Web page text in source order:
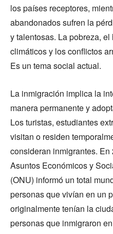
los países receptores,
abandonados sufren la
y talentosas. La pobreza,
climáticos y los conflictos
Es un tema social actual.
La inmigración implica la
manera permanente y
Los turistas, estudiantes
visitan o residen
consideran inmigrantes.
Asuntos Económicos y
(ONU) informó un total
personas que vivían en un
originalmente tenían la
personas que inmigraron